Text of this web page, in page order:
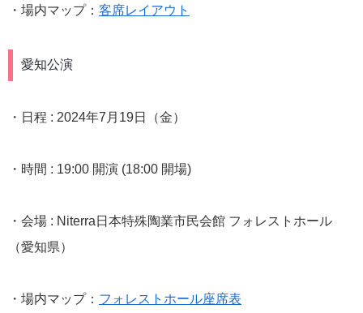
・場内マップ： 客席レイアウト
愛知公演
・日程 : 2024年7月19日（金）
・時間 : 19:00 開演 (18:00 開場)
・会場 : Niterra日本特殊陶業市民会館 フォレストホール
（愛知県）
・場内マップ： フォレストホール座席表